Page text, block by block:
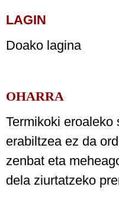
LAGIN
Doako lagina
OHARRA
Termikoki
erabiltzea ez da
zenbat eta
dela ziurtatzeko